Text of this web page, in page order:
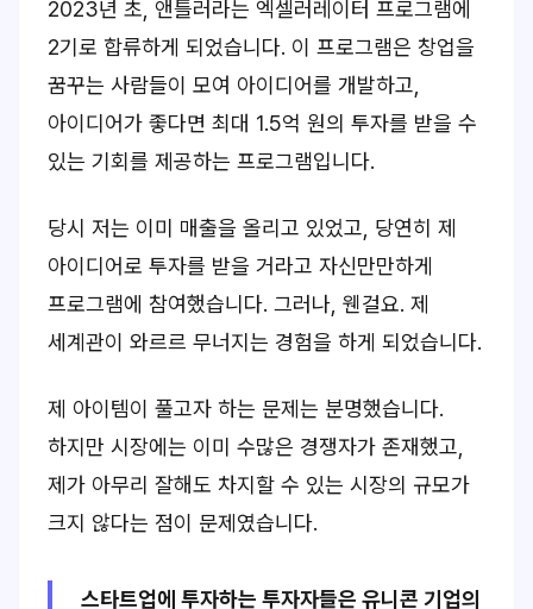
2023년 초, 앤틀러라는 엑셀러레이터 프로그램에
2기로 합류하게 되었습니다. 이 프로그램은 창업을
꿈꾸는 사람들이 모여 아이디어를 개발하고,
아이디어가 좋다면 최대 1.5억 원의 투자를 받을 수
있는 기회를 제공하는 프로그램입니다.
당시 저는 이미 매출을 올리고 있었고, 당연히 제
아이디어로 투자를 받을 거라고 자신만만하게
프로그램에 참여했습니다. 그러나, 웬걸요. 제
세계관이 와르르 무너지는 경험을 하게 되었습니다.
제 아이템이 풀고자 하는 문제는 분명했습니다.
하지만 시장에는 이미 수많은 경쟁자가 존재했고,
제가 아무리 잘해도 차지할 수 있는 시장의 규모가
크지 않다는 점이 문제였습니다.
스타트업에 투자하는 투자자들은 유니콘 기업의